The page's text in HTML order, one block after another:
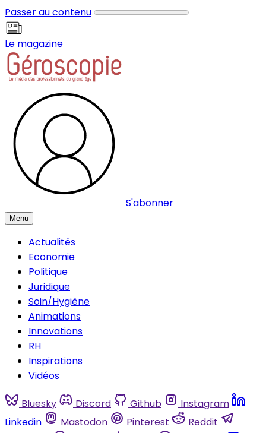
Passer au contenu
Le magazine
S'abonner
Menu
Actualités
Economie
Politique
Juridique
Soin/Hygiène
Animations
Innovations
RH
Inspirations
Vidéos
Bluesky Discord Github
Instagram
Linkedin
Mastodon Pinterest
Reddit
Panneau de gestion des cookies